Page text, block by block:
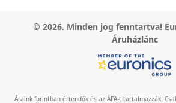
© 2026. Minden jog fenntartva!
Áruházlánc
Áraink forintban értendők és az ÁFA-t tartalmazzák.